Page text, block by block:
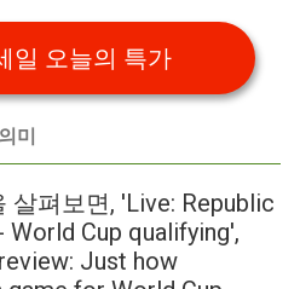
일 오늘의 특가
미
살펴보면, 'Live: Republic
World Cup qualifying',
Just how